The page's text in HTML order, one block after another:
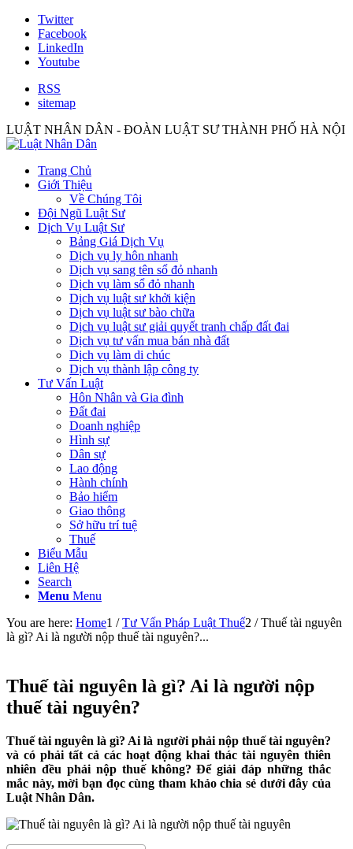
Twitter
Facebook
LinkedIn
Youtube
RSS
sitemap
LUẬT NHÂN DÂN - ĐOÀN LUẬT SƯ THÀNH PHỐ HÀ NỘI
Trang Chủ
Giới Thiệu
Về Chúng Tôi
Đội Ngũ Luật Sư
Dịch Vụ Luật Sư
Bảng Giá Dịch Vụ
Dịch vụ ly hôn nhanh
Dịch vụ sang tên sổ đỏ nhanh
Dịch vụ làm sổ đỏ nhanh
Dịch vụ luật sư khởi kiện
Dịch vụ luật sư bào chữa
Dịch vụ luật sư giải quyết tranh chấp đất đai
Dịch vụ tư vấn mua bán nhà đất
Dịch vụ làm di chúc
Dịch vụ thành lập công ty
Tư Vấn Luật
Hôn Nhân và Gia đình
Đất đai
Doanh nghiệp
Hình sự
Dân sự
Lao động
Hành chính
Bảo hiểm
Giao thông
Sở hữu trí tuệ
Thuế
Biểu Mẫu
Liên Hệ
Search
Menu Menu
You are here: Home1 / Tư Vấn Pháp Luật Thuế2 / Thuế tài nguyên
là gì? Ai là người nộp thuế tài nguyên?...
Thuế tài nguyên là gì? Ai là người nộp
thuế tài nguyên?
Thuế tài nguyên là gì? Ai là người phải nộp thuế tài nguyên?
và có phải tất cả các hoạt động khai thác tài nguyên thiên
nhiên đều phải nộp thuế không? Để giải đáp những thắc
mắc này, mời bạn đọc cùng tham khảo chia sẻ dưới đây của
Luật Nhân Dân.